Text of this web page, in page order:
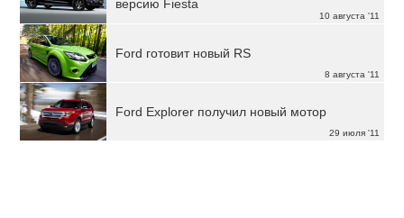
10 августа '11
версию Fiesta
8 августа '11
Ford готовит новый RS
29 июля '11
Ford Explorer получил новый мотор